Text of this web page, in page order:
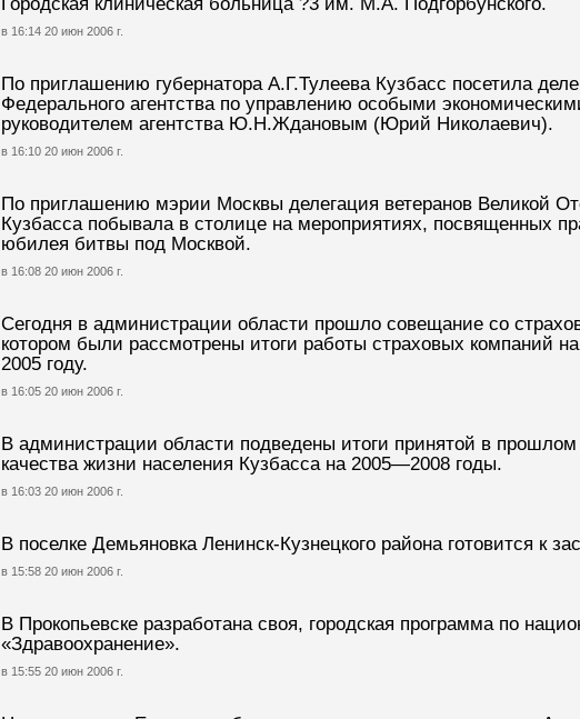
в 16:14 20 июн 2006 г.
По приглашению губернатора А.Г.Тулеева Кузбасс посетила
Федерального агентства по управлению особыми
руководителем агентства Ю.Н.Ждановым (Юрий Николаевич).
в 16:10 20 июн 2006 г.
По приглашению мэрии Москвы делегация ветеранов Великой
Кузбасса побывала в столице на мероприятиях, посвященных
юбилея битвы под Москвой.
в 16:08 20 июн 2006 г.
Сегодня в администрации области прошло совещание со
котором были рассмотрены итоги работы страховых компаний
2005 году.
в 16:05 20 июн 2006 г.
В администрации области подведены итоги принятой в
качества жизни населения Кузбасса на 2005—2008 годы.
в 16:03 20 июн 2006 г.
В поселке Демьяновка Ленинск-Кузнецкого района готовится к
в 15:58 20 июн 2006 г.
В Прокопьевске разработана своя, городская программа по
«Здравоохранение».
в 15:55 20 июн 2006 г.